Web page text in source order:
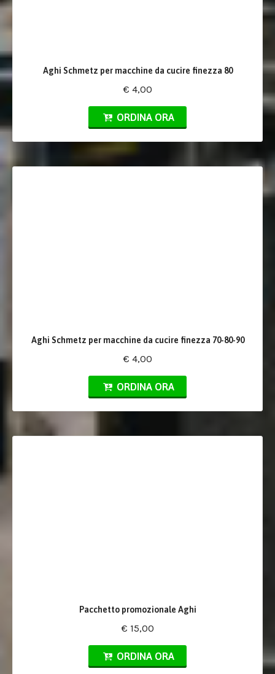
Aghi Schmetz per macchine da cucire finezza 80
€ 4,00
ORDINA ORA
Aghi Schmetz per macchine da cucire finezza 70-80-90
€ 4,00
ORDINA ORA
Pacchetto promozionale Aghi
€ 15,00
ORDINA ORA